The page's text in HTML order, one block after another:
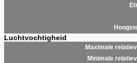
Luchtvochtigheid
Maximale
Minimale